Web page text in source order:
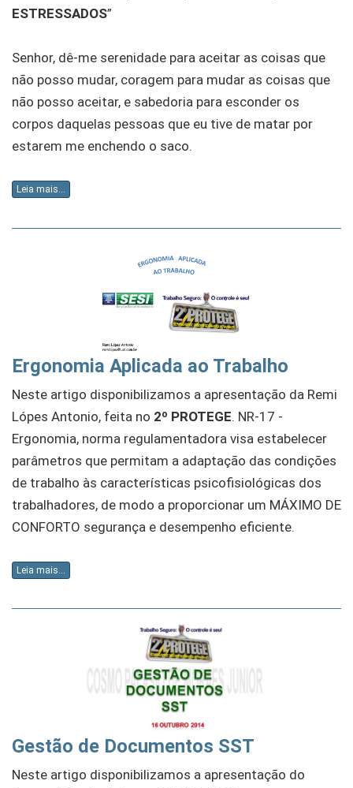
ESTRESSADOS”
Senhor, dê-me serenidade para aceitar as coisas que
não posso mudar, coragem para mudar as coisas que
não posso aceitar, e sabedoria para esconder os
corpos daquelas pessoas que eu tive de matar por
estarem me enchendo o saco.
Leia mais...
Ergonomia Aplicada ao Trabalho
Neste artigo disponibilizamos a apresentação da Remi
Lópes Antonio, feita no 2º PROTEGE. NR-17 -
Ergonomia, norma regulamentadora visa estabelecer
parâmetros que permitam a adaptação das condições
de trabalho às características psicofisiológicas dos
trabalhadores, de modo a proporcionar um MÁXIMO DE
CONFORTO segurança e desempenho eficiente.
Leia mais...
Gestão de Documentos SST
Neste artigo disponibilizamos a apresentação do